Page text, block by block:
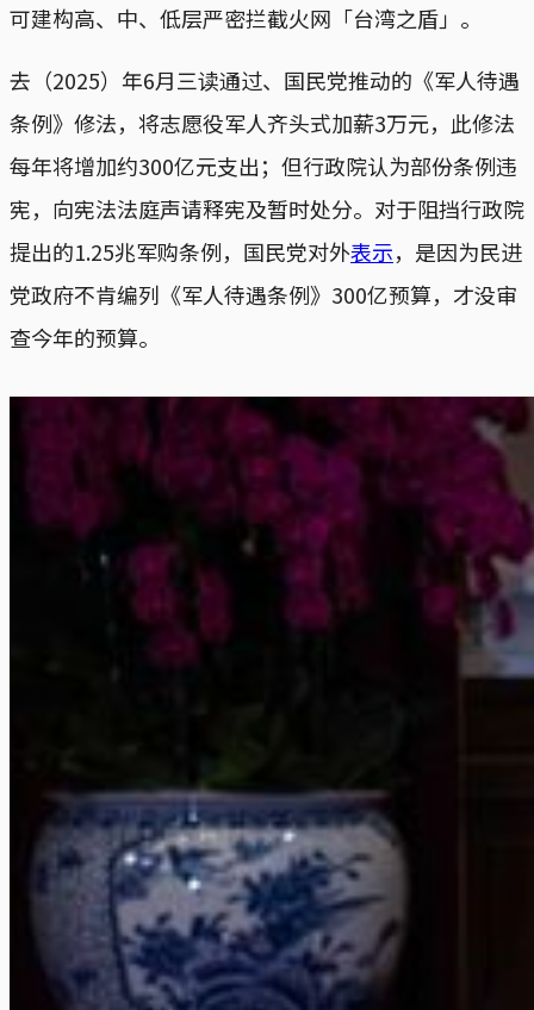
可建构高、中、低层严密拦截火网「台湾之盾」。
去（2025）年6月三读通过、国民党推动的《军人待遇
条例》修法，将志愿役军人齐头式加薪3万元，此修法
每年将增加约300亿元支出；但行政院认为部份条例违
宪，向宪法法庭声请释宪及暂时处分。对于阻挡行政院
提出的1.25兆军购条例，国民党对外表示，是因为民进
党政府不肯编列《军人待遇条例》300亿预算，才没审
查今年的预算。